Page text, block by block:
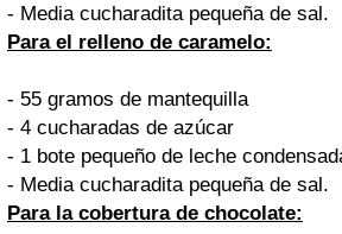
- Media cucharadita pequeña de sal.
Para el relleno de caramelo:
- 55 gramos de mantequilla
- 4 cucharadas de azúcar
- 1 bote pequeño de leche
- Media cucharadita pequeña de sal.
Para la cobertura de chocolate: